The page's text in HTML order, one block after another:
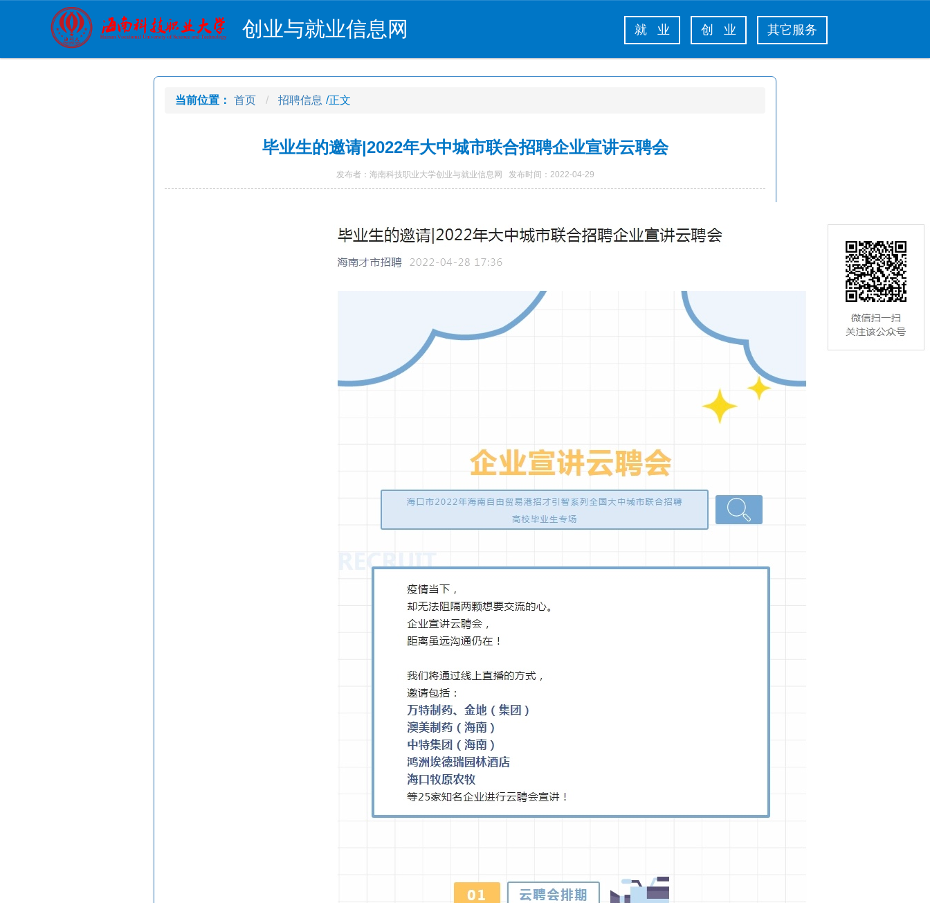
创业与就业信息网 就 业 创 业 其它服务
当前位置： 首页 招聘信息 /正文
毕业生的邀请|2022年大中城市联合招聘企业宣讲云聘会
发布者：海南科技职业大学创业与就业信息网 发布时间：2022-04-29